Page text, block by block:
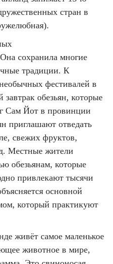
стран в
сохранила многие
традиции. К
фестивалей в
завтрак обезьян, которые
Сам Йот в провинции
приглашают отведать
свежих фруктов,
Местные жители
обезьянам, которые
привлекают тысячи
основной
который практикуют
живёт самое маленькое
животное в мире,